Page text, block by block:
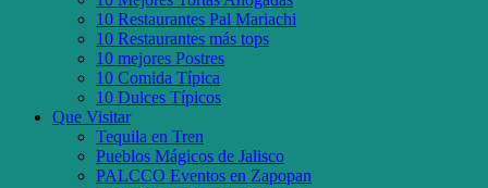
10 Restaurantes Pal Mariachi
10 Restaurantes más tops
10 mejores Postres
10 Comida Típica
10 Dulces Típicos
Que Visitar
Tequila en Tren
Pueblos Mágicos de Jalisco
PALCCO Eventos en Zapopan